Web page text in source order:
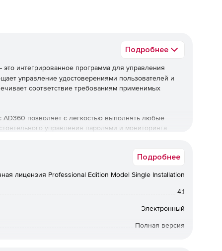
Подробнее
это интегрированное программа для управления
управление удостоверениями пользователей и
соответствие требованиям применимых
позволяет с легкостью выполнять любые
управления паролями и мониторинга
700 предварительно настроенных отчетов, что
о службах Microsoft 365.
в среде Microsoft 365, с помощью
Подробнее
лицензия Professional Edition Model Single Installation
4.1
Электронный
Полная версия